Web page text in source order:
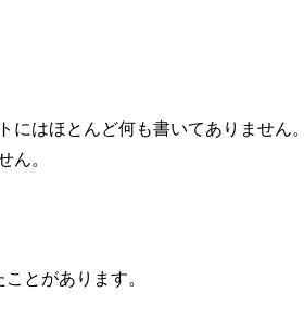
はほとんど何も書いてありません。
ん。
とがあります。